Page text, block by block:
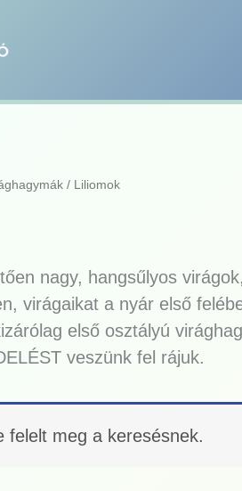
/ Liliomok
nagy, hangsűlyos
virágaikat a nyár első
első osztályú
veszünk fel rájuk.
felelt meg a keresésnek.